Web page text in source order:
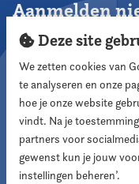
Aanmelden
Aanmelden
Volg ons
Deze site
We zetten cookies van
te analyseren en onze
hoe je onze website
vindt. Na je
partners voor
gewenst kun je jouw
instellingen beheren’.